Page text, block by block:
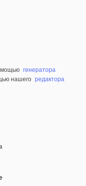
генератора
нашего редактора